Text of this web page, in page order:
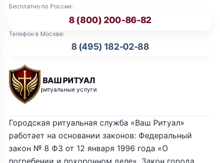
ВАШ РИТУАЛ
ритуальные услуги
Бесплатно по России:
8 (800) 200-86-82
Телефон в Москве:
8 (495) 182-02-88
Городская ритуальная служба «Ваш Ритуал»
работает на основании законов: Федеральный
закон № 8 ФЗ от 12 января 1996 года «О
погребении и похоронном деле», Закон города